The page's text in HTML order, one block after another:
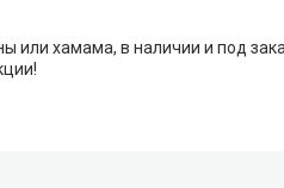
или хамама, в наличии и под